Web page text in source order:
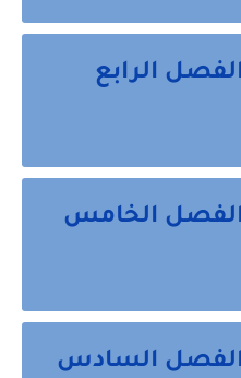
الرابع
الفصل الخامس
الفصل السادس